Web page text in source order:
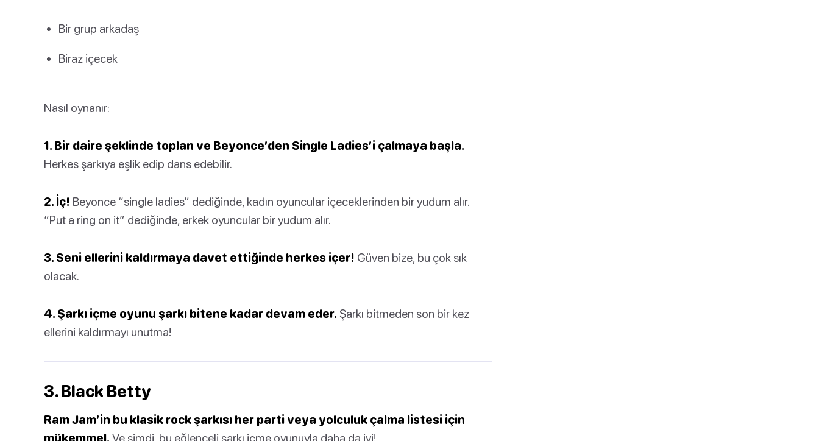
Bir grup arkadaş
Biraz içecek
Nasıl oynanır:
1. Bir daire şeklinde toplan ve Beyonce’den Single Ladies’i çalmaya başla.
Herkes şarkıya eşlik edip dans edebilir.
2. İç! Beyonce “single ladies” dediğinde, kadın oyuncular içeceklerinden bir yudum alır.
“Put a ring on it” dediğinde, erkek oyuncular bir yudum alır.
3. Seni ellerini kaldırmaya davet ettiğinde herkes içer! Güven bize, bu çok sık
olacak.
4. Şarkı içme oyunu şarkı bitene kadar devam eder. Şarkı bitmeden son bir kez
ellerini kaldırmayı unutma!
3. Black Betty
Ram Jam’in bu klasik rock şarkısı her parti veya yolculuk çalma listesi için
mükemmel. Ve şimdi, bu eğlenceli şarkı içme oyunuyla daha da iyi!